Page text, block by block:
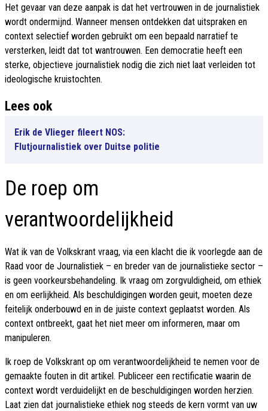
Het gevaar van deze aanpak is dat het vertrouwen in de journalistiek
wordt ondermijnd. Wanneer mensen ontdekken dat uitspraken en
context selectief worden gebruikt om een bepaald narratief te
versterken, leidt dat tot wantrouwen. Een democratie heeft een
sterke, objectieve journalistiek nodig die zich niet laat verleiden tot
ideologische kruistochten.
Lees ook
Erik de Vlieger fileert NOS:
Flutjournalistiek over Duitse politie
De roep om
verantwoordelijkheid
Wat ik van de Volkskrant vraag, via een klacht die ik voorlegde aan de
Raad voor de Journalistiek – en breder van de journalistieke sector –
is geen voorkeursbehandeling. Ik vraag om zorgvuldigheid, om ethiek
en om eerlijkheid. Als beschuldigingen worden geuit, moeten deze
feitelijk onderbouwd en in de juiste context geplaatst worden. Als
context ontbreekt, gaat het niet meer om informeren, maar om
manipuleren.
Ik roep de Volkskrant op om verantwoordelijkheid te nemen voor de
gemaakte fouten in dit artikel. Publiceer een rectificatie waarin de
context wordt verduidelijkt en de beschuldigingen worden herzien.
Laat zien dat journalistieke ethiek nog steeds de kern vormt van uw